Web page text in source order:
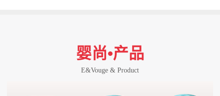
婴尚•产品
E&Vouge & Product